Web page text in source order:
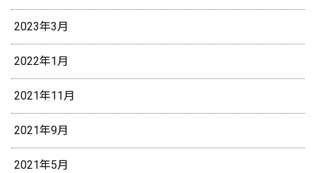
2023年3月
2022年1月
2021年11月
2021年9月
2021年5月